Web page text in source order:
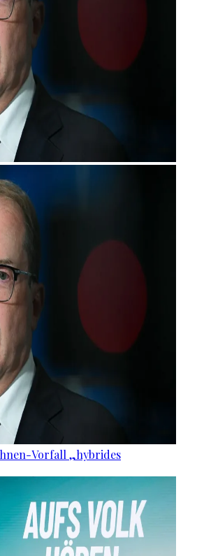
Vorfall „hybrides